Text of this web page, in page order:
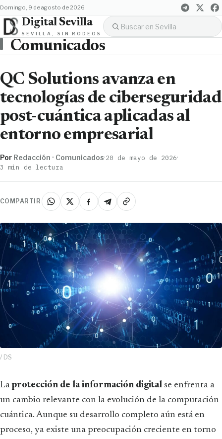
domingo, 9 de agosto de 2026
Digital Sevilla
SEVILLA, SIN RODEOS
Comunicados
QC Solutions avanza en
tecnologías de ciberseguridad
post-cuántica aplicadas al
entorno empresarial
Por Redacción · Comunicados·20 de mayo de 2026·
3 min de lectura
COMPARTIR
/ DS
Laprotección de la información digital se enfrenta a
un cambio relevante con la evolución de la computación
cuántica. Aunque su desarrollo completo aún está en
proceso, ya existe una preocupación creciente en torno